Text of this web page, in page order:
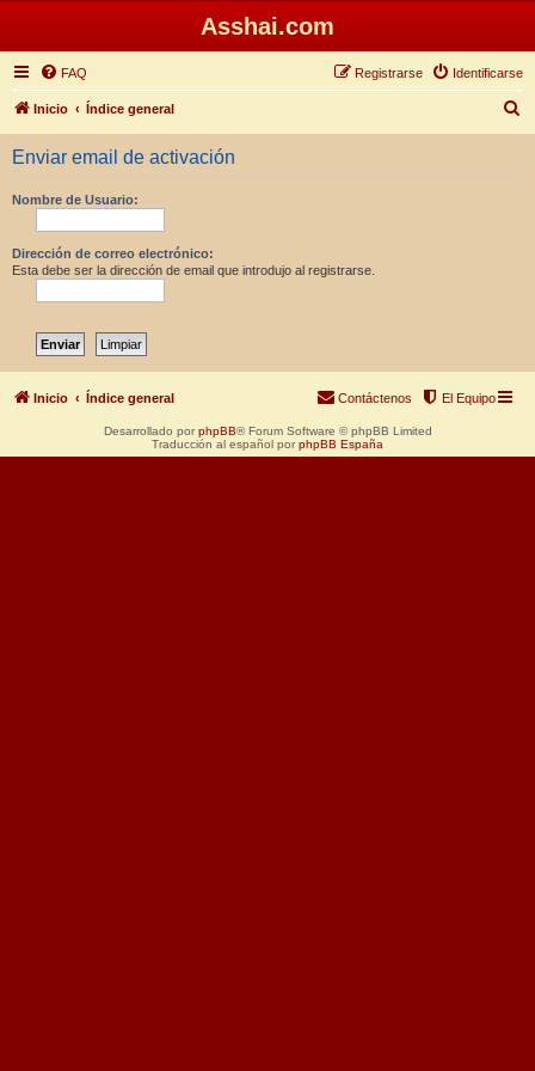
Asshai.com
FAQ Identificarse
Registrarse
Inicio Índice general
u
Enviar email de activación
Nombre de Usuario:
Dirección de correo electrónico:
Esta debe ser la dirección de email que introdujo al registrarse.
Inicio Índice general El Equipo
Contáctenos
Desarrollado por phpBB® Forum Software © phpBB Limited
Traducción al español por phpBB España